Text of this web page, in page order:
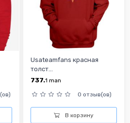
Usateamfans красная
толст...
737.1 man
0 отзыв(ов)
В корзину